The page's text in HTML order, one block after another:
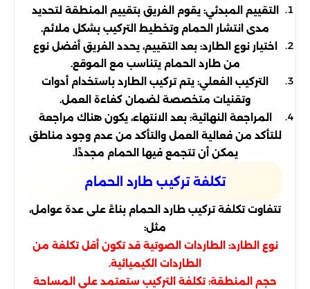
التقييم المبدئي: يقوم الفريق بتقييم المنطقة لتحديد
مدى انتشار الحمام وتخطيط التركيب بشكل ملائم.
اختيار نوع الطارد: بعد التقييم، يحدد الفريق أفضل نوع
من طارد الحمام يتناسب مع الموقع.
التركيب الفعلي: يتم تركيب الطارد باستخدام أدوات
وتقنيات متخصصة لضمان كفاءة العمل.
المراجعة النهائية: بعد الانتهاء، يكون هناك مراجعة
للتأكد من فعالية العمل والتأكد من عدم وجود مناطق
يمكن أن تتجمع فيها الحمام مجددًا.
تكلفة تركيب طارد الحمام
تتفاوت تكلفة تركيب طارد الحمام بناءً على عدة عوامل،
مثل:
نوع الطارد: الطاردات الصوتية قد تكون أقل تكلفة من
الطاردات الكيميائية.
حجم المنطقة: تكلفة التركيب ستعتمد على المساحة